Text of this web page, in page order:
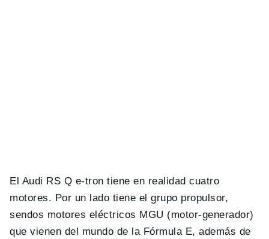
El Audi RS Q e-tron tiene en realidad cuatro
motores. Por un lado tiene el grupo propulsor,
sendos motores eléctricos MGU (motor-generador)
que vienen del mundo de la Fórmula E, además de